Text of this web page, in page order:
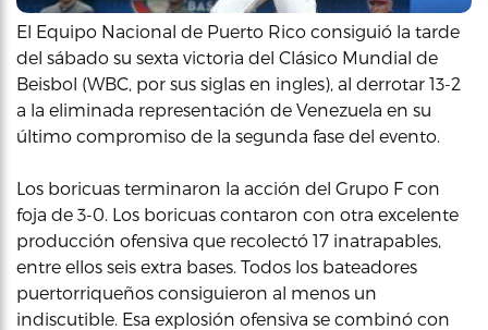
El Equipo Nacional de Puerto Rico consiguió la tarde
del sábado su sexta victoria del Clásico Mundial de
Beisbol (WBC, por sus siglas en ingles), al derrotar 13-2
a la eliminada representación de Venezuela en su
último compromiso de la segunda fase del evento.
Los boricuas terminaron la acción del Grupo F con
foja de 3-0. Los boricuas contaron con otra excelente
producción ofensiva que recolectó 17 inatrapables,
entre ellos seis extra bases. Todos los bateadores
puertorriqueños consiguieron al menos un
indiscutible. Esa explosión ofensiva se combinó con